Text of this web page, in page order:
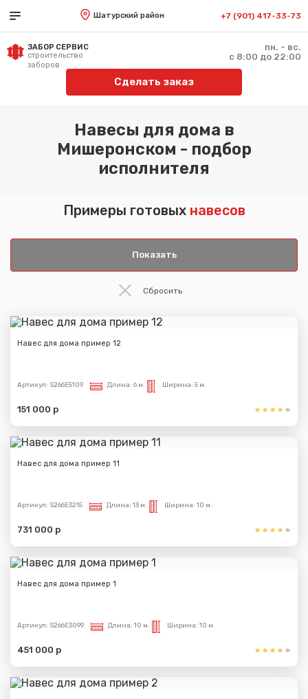
Шатурский район +7 (901) 417-33-73
ЗАБОР СЕРВИС
строительство
заборов
пн. - вс.
с 8:00 до 22:00
Сделать заказ
Навесы для дома в
Мишеронском - подбор
исполнителя
Примеры готовых навесов
Навес для дома пример 12
Артикул: S266E5109 Длина: 6 м. Ширина: 5 м.
151 000 р
Навес для дома пример 11
Артикул: S266E3215 Длина: 13 м. Ширина: 10 м.
731 000 р
Навес для дома пример 1
Артикул: S266E3099 Длина: 10 м. Ширина: 10 м.
451 000 р